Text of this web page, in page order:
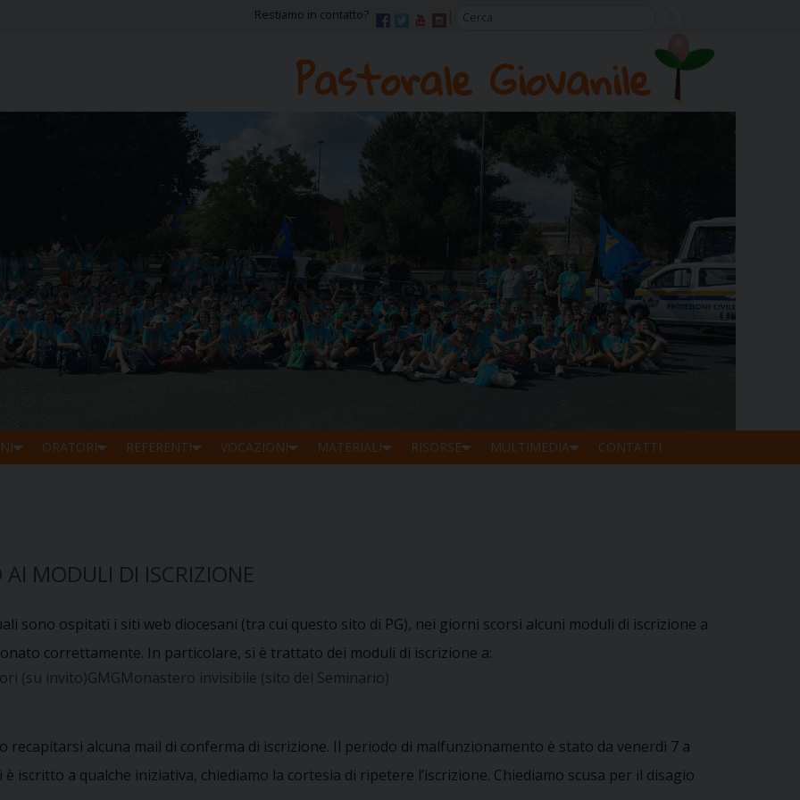
Restiamo in contatto?
Pastorale Giovanile
ORATORI REFERENTI VOCAZIONI MATERIALI RISORSE MULTIMEDIA CONTATTI
MODULI DI ISCRIZIONE
sono ospitati i siti web diocesani (tra cui questo sito di PG), nei giorni scorsi alcuni moduli di iscrizione a
correttamente. In particolare, si è trattato dei moduli di iscrizione a:
(su invito)GMGMonastero invisibile (sito del Seminario)
recapitarsi alcuna mail di conferma di iscrizione. Il periodo di malfunzionamento è stato da venerdì 7 a
iscritto a qualche iniziativa, chiediamo la cortesia di ripetere l’iscrizione. Chiediamo scusa per il disagio